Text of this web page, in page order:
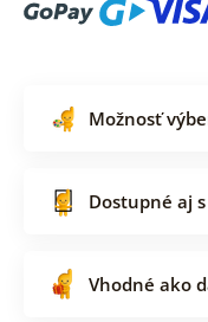
Možnosť
Dostupné aj
Vhodné ako